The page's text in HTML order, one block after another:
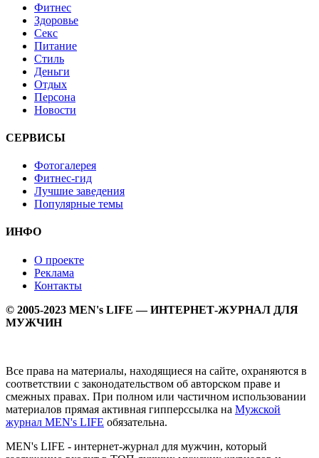
Фитнес
Здоровье
Секс
Питание
Стиль
Деньги
Отдых
Персона
Новости
СЕРВИСЫ
Фотогалерея
Фитнес-гид
Лучшие заведения
Популярные темы
ИНФО
О проекте
Реклама
Контакты
© 2005-2023 MEN's LIFE — ИНТЕРНЕТ-ЖУРНАЛ ДЛЯ
МУЖЧИН
Все права на материалы, находящиеся на сайте, охраняются в
соответствии с законодательством об авторском праве и
смежных правах. При полном или частичном использовании
материалов прямая активная гипперссылка на Мужской
журнал MEN's LIFE обязательна.
MEN's LIFE - интернет-журнал для мужчин, который